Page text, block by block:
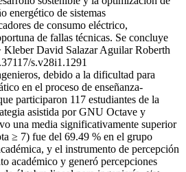
energético de sistemas
de consumo eléctrico,
de fallas técnicas. Se concluye
Kleber David Salazar Aguilar Roberth
s.v28i1.1291
debido a la dificultad para
en el proceso de enseñanza-
participaron 117 estudiantes de la
asistida por GNU Octave y
una media significativamente superior
≥ 7) fue del 69.49 % en el grupo
y el instrumento de percepción
académico y generó percepciones